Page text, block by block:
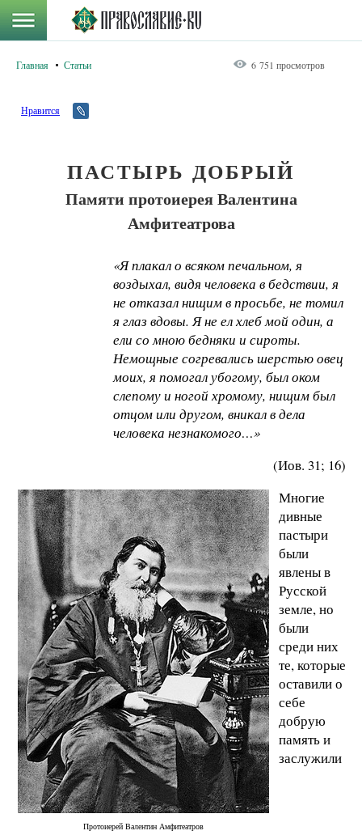
Главная Статьи 6 751 просмотров
Нравится
ПАСТЫРЬ ДОБРЫЙ
Памяти протоиерея Валентина
Амфитеатрова
«Я плакал о всяком печальном, я
воздыхал, видя человека в бедствии, я
не отказал нищим в просьбе, не томил
я глаз вдовы. Я не ел хлеб мой один, а
ели со мною бедняки и сироты.
Немощные согревались шерстью овец
моих, я помогал убогому, был оком
слепому и ногой хромому, нищим был
отцом или другом, вникал в дела
человека незнакомого…»
(Иов. 31; 16)
Протоиерей Валентин Амфитеатров
Многие
дивные
пастыри
были
явлены в
Русской
земле, но
были
среди них
те, которые
оставили о
себе
добрую
память и
заслужили